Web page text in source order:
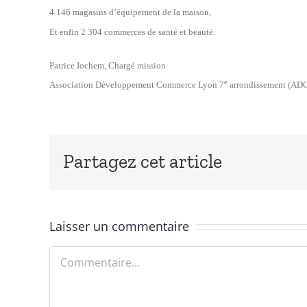
4 146 magasins d’équipement de la maison,
Et enfin 2 304 commerces de santé et beauté.
Patrice Iochem, Chargé mission
Association Développement Commerce Lyon 7e arrondissement
Partagez cet article
Laisser un commentaire
Commentaire